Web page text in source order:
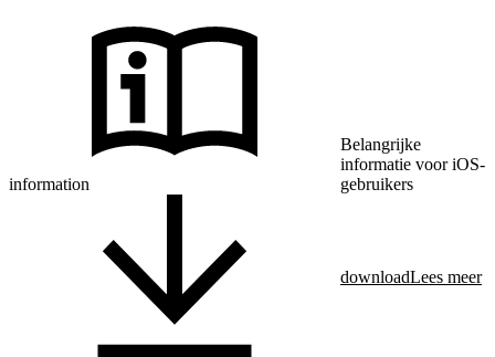
information
Belangrijke
informatie voor iOS-
gebruikers
downloadLees meer